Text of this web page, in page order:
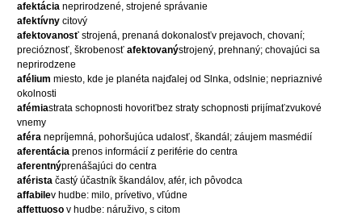
afektácia neprirodzené, strojené správanie
afektívny citový
afektovanosť strojená, prenaná dokonalosťv prejavoch, chovaní;
precióznosť, škrobenosť afektovanýstrojený, prehnaný; chovajúci sa
neprirodzene
afélium miesto, kde je planéta najďalej od Slnka, odslnie; nepriaznivé
okolnosti
afémiastrata schopnosti hovoriťbez straty schopnosti prijímaťzvukové
vnemy
aféra nepríjemná, pohoršujúca udalosť, škandál; záujem masmédií
aferentácia prenos informácií z periférie do centra
aferentnýprenášajúci do centra
aférista častý účastník škandálov, afér, ich pôvodca
affabilev hudbe: milo, prívetivo, vľúdne
affettuoso v hudbe: náruživo, s citom